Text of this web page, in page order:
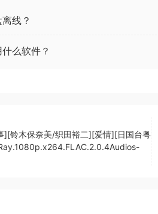
线？
么软件？
铃木保奈美/织田裕二][爱情][日国台粤